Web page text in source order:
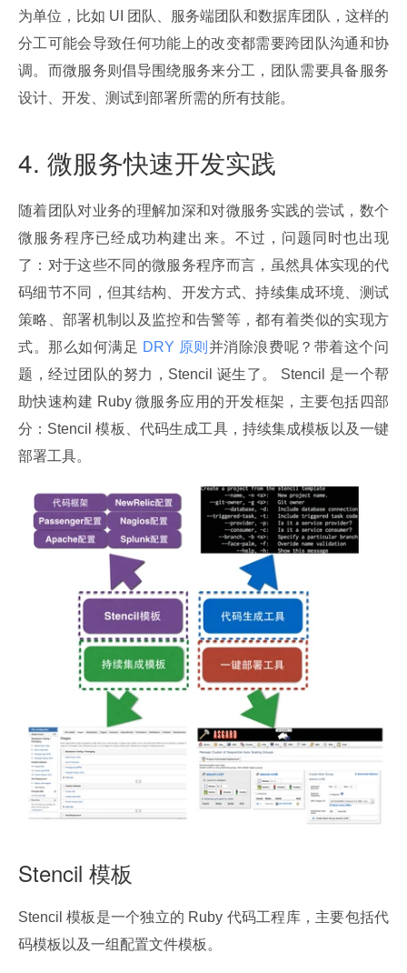
为单位，比如 UI 团队、服务端团队和数据库团队，这样的
分工可能会导致任何功能上的改变都需要跨团队沟通和协
调。而微服务则倡导围绕服务来分工，团队需要具备服务
设计、开发、测试到部署所需的所有技能。
4. 微服务快速开发实践
随着团队对业务的理解加深和对微服务实践的尝试，数个
微服务程序已经成功构建出来。不过，问题同时也出现
了：对于这些不同的微服务程序而言，虽然具体实现的代
码细节不同，但其结构、开发方式、持续集成环境、测试
策略、部署机制以及监控和告警等，都有着类似的实现方
式。那么如何满足 DRY 原则 并消除浪费呢？带着这个问
题，经过团队的努力，Stencil 诞生了。 Stencil 是一个帮
助快速构建 Ruby 微服务应用的开发框架，主要包括四部
分：Stencil 模板、代码生成工具，持续集成模板以及一键
部署工具。
Stencil 模板
Stencil 模板是一个独立的 Ruby 代码工程库，主要包括代
码模板以及一组配置文件模板。